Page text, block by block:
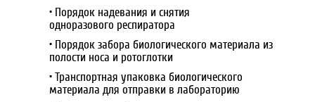
• Порядок надевания и снятия
одноразового респиратора
• Порядок забора биологического материала из
полости носа и ротоглотки
• Транспортная упаковка биологического
материала для отправки в лабораторию